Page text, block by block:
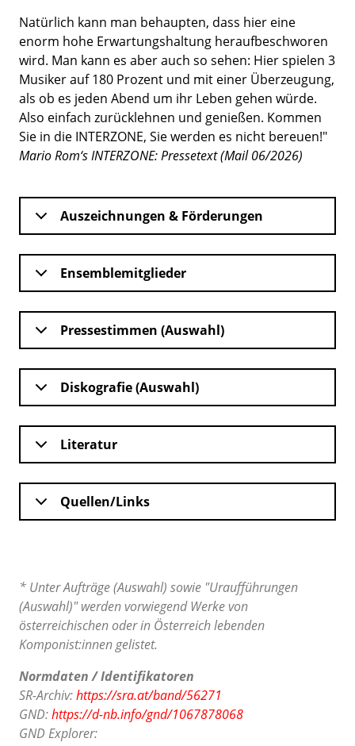
Natürlich kann man behaupten, dass hier eine
enorm hohe Erwartungshaltung heraufbeschworen
wird. Man kann es aber auch so sehen: Hier spielen 3
Musiker auf 180 Prozent und mit einer Überzeugung,
als ob es jeden Abend um ihr Leben gehen würde.
Also einfach zurücklehnen und genießen. Kommen
Sie in die INTERZONE, Sie werden es nicht bereuen!"
Mario Rom‘s INTERZONE: Pressetext (Mail 06/2026)
Auszeichnungen & Förderungen
Ensemblemitglieder
Pressestimmen (Auswahl)
Diskografie (Auswahl)
Literatur
Quellen/Links
* Unter Aufträge (Auswahl) sowie "Uraufführungen
(Auswahl)" werden vorwiegend Werke von
österreichischen oder in Österreich lebenden
Komponist:innen gelistet.
Normdaten / Identifikatoren
SR-Archiv:https://sra.at/band/56271
GND:https://d-nb.info/gnd/1067878068
GND Explorer: